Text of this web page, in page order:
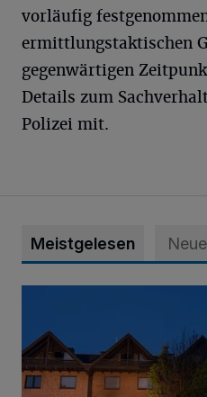
vorläufig
ermittlungstaktischen
gegenwärtigen
Details zum
Polizei mit.
Meistgelesen
Polizei schließt